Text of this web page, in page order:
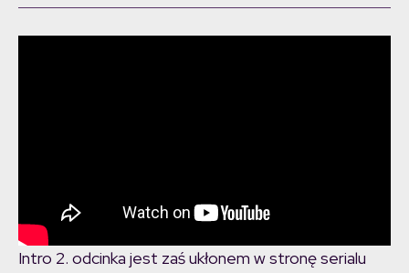
Intro 2. odcinka jest zaś ukłonem w stronę serialu